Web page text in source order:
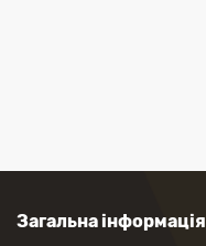
Загальна інформація